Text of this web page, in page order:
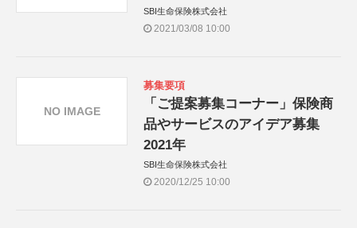
SBI生命保険株式会社
2021/03/08 10:00
募集要項
「ご提案募集コーナー」保険商
品やサービスのアイデア募集
2021年
SBI生命保険株式会社
2020/12/25 10:00
NO IMAGE